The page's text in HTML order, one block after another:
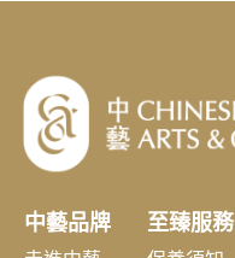
中藝品牌 至臻服務